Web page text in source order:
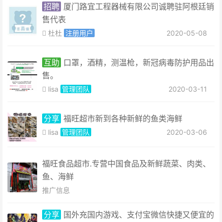
招聘 厦门路宜工程器械有限公司诚聘驻阿根廷销
售代表
杜杜 注册用户 2020-05-08
互助 口罩，酒精，测温枪，新冠病毒防护用品出
售。
lisa 管理团队 2020-03-11
分享 福旺超市新到各种新鲜的鱼类海鲜
lisa 管理团队 2020-03-06
福旺食品超市.专营中国食品及新鲜蔬菜、肉类、
鱼、海鲜
推广信息
分享 国外充国内游戏、支付宝微信快捷又便宜的